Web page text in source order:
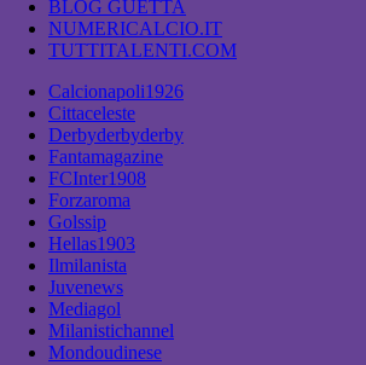
BLOG GUETTA
NUMERICALCIO.IT
TUTTITALENTI.COM
Calcionapoli1926
Cittaceleste
Derbyderbyderby
Fantamagazine
FCInter1908
Forzaroma
Golssip
Hellas1903
Ilmilanista
Juvenews
Mediagol
Milanistichannel
Mondoudinese